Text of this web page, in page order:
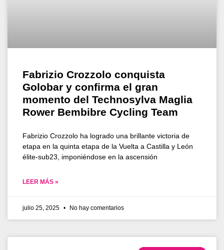
Fabrizio Crozzolo conquista
Golobar y confirma el gran
momento del Technosylva Maglia
Rower Bembibre Cycling Team
Fabrizio Crozzolo ha logrado una brillante victoria de
etapa en la quinta etapa de la Vuelta a Castilla y León
élite-sub23, imponiéndose en la ascensión
LEER MÁS »
julio 25, 2025 No hay comentarios